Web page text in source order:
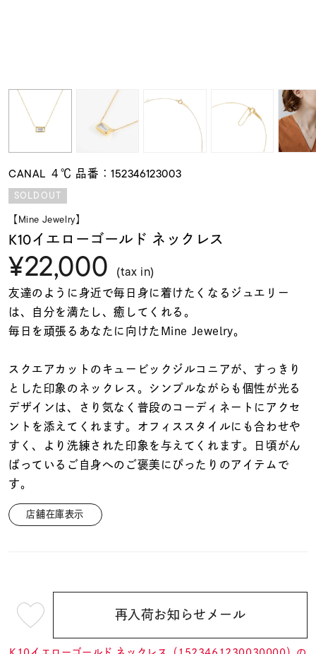
誕生石
石の色
ファッションテイス
ト
着用シーン
コレクション
レディース
リングサイズ
メンズ
リングサイズ
～
価格
CANAL ４℃ 品番：152346123003
SOLDOUT
【Mine Jewelry】
K10イエローゴールド ネックレス
¥22,000 (tax in)
友達のように身近で毎日身に着けたくなるジュエリー
は、自分を満たし、癒してくれる。
毎日を頑張るあなたに向けたMine Jewelry。
スクエアカットのキュービックジルコニアが、すっきり
とした印象のネックレス。シンプルながらも個性が光る
デザインは、さり気なく普段のコーディネートにアクセ
ントを添えてくれます。オフィススタイルにも合わせや
すく、より洗練された印象を与えてくれます。日頃がん
ばっているご自身へのご褒美にぴったりのアイテムで
す。
店舗在庫表示
¥22,000 (tax
in)
再入荷お知らせメール